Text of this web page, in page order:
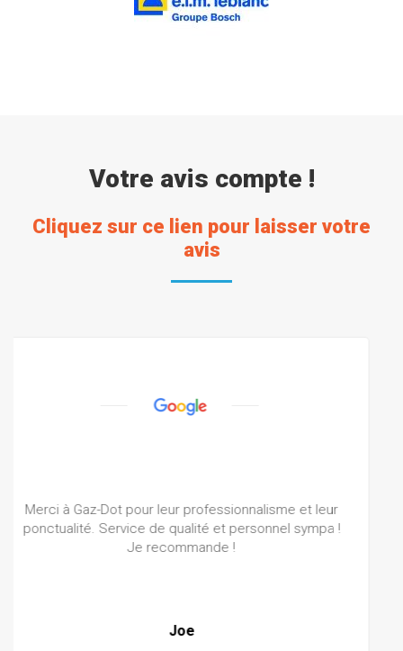
Votre avis compte !
Cliquez sur ce lien pour laisser votre
avis
Travaux : Chaudière (entretien et réparation)
Courtois, disponible, donne des explications